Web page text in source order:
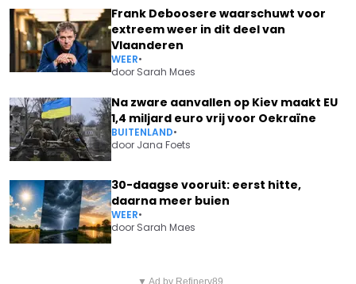
Frank Deboosere waarschuwt voor
extreem weer in dit deel van
Vlaanderen
WEER•
door Sarah Maes
Na zware aanvallen op Kiev maakt EU
1,4 miljard euro vrij voor Oekraïne
BUITENLAND•
door Jana Foets
30-daagse vooruit: eerst hitte,
daarna meer buien
WEER•
door Sarah Maes
▼ Ad by Refinery89